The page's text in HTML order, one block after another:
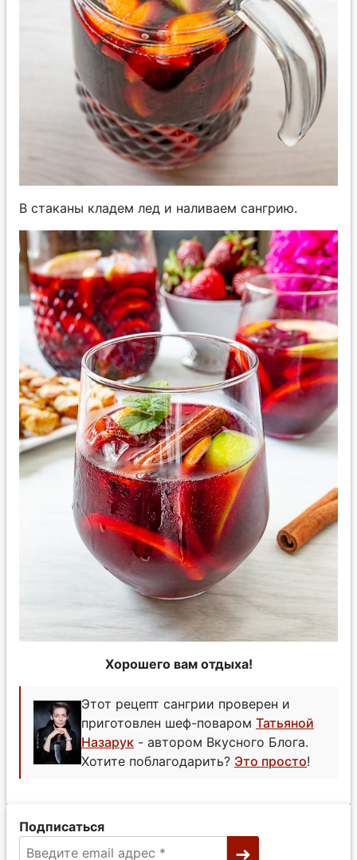
В стаканы кладем лед и наливаем сангрию.
Хорошего вам отдыха!
Этот рецепт сангрии проверен и
приготовлен шеф-поваром Татьяной
Назарук - автором Вкусного Блога.
Хотите поблагодарить? Это просто!
Подписаться